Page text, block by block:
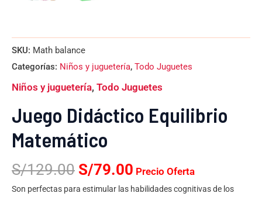
SKU: Math balance
Categorías: Niños y juguetería, Todo Juguetes
Niños y juguetería, Todo Juguetes
Juego Didáctico Equilibrio
Matemático
S/129.00 S/79.00 Precio Oferta
Son perfectas para estimular las habilidades cognitivas de los